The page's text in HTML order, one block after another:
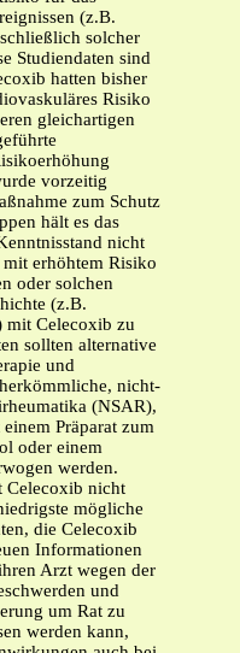
(z.B.
solcher
Studiendaten sind
hatten bisher
Risiko
gleichartigen
vorzeitig
zum Schutz
hält es das
nicht
erhöhtem Risiko
oder solchen
(z.B.
mit Celecoxib zu
sollten alternative
und
nicht-
(NSAR),
Präparat zum
oder einem
werden.
Celecoxib nicht
mögliche
die Celecoxib
Informationen
Arzt wegen der
und
um Rat zu
werden kann,